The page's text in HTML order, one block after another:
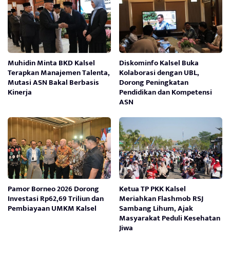
Muhidin Minta BKD Kalsel
Terapkan Manajemen Talenta,
Mutasi ASN Bakal Berbasis
Kinerja
Diskominfo Kalsel Buka
Kolaborasi dengan UBL,
Dorong Peningkatan
Pendidikan dan Kompetensi
ASN
Pamor Borneo 2026 Dorong
Investasi Rp62,69 Triliun dan
Pembiayaan UMKM Kalsel
Ketua TP PKK Kalsel
Meriahkan Flashmob RSJ
Sambang Lihum, Ajak
Masyarakat Peduli Kesehatan
Jiwa